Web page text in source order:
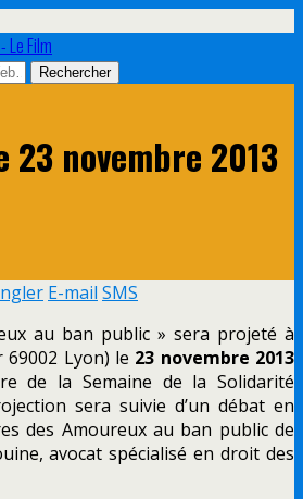
Le Film
novembre 2013
E-mail SMS
au ban public » sera projeté à
69002 Lyon) le 23 novembre 2013
de la Semaine de la Solidarité
sera suivie d’un débat en
des Amoureux au ban public de
avocat spécialisé en droit des